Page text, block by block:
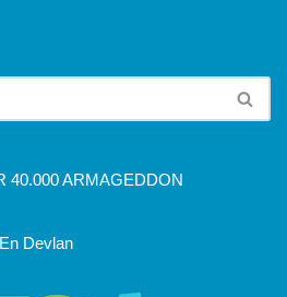
40.000 ARMAGEDDON
Devlan